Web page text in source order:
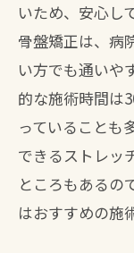
いため、安心し
骨盤矯正は、病
い方でも通いや
的な施術時間は
っていることも
できるストレッ
ところもあるの
はおすすめの施